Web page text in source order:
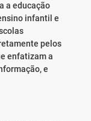
a educação
infantil e
pelos
enfatizam a
e